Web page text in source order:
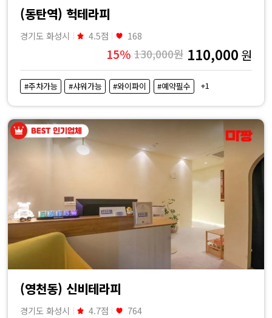
(동탄역) 헉테라피
경기도 화성시 4.5점 168
15% 130,000원 110,000 원
#주차가능 #샤워가능 #와이파이 #예약필수 +1
(영천동) 신비테라피
경기도 화성시 4.7점 764